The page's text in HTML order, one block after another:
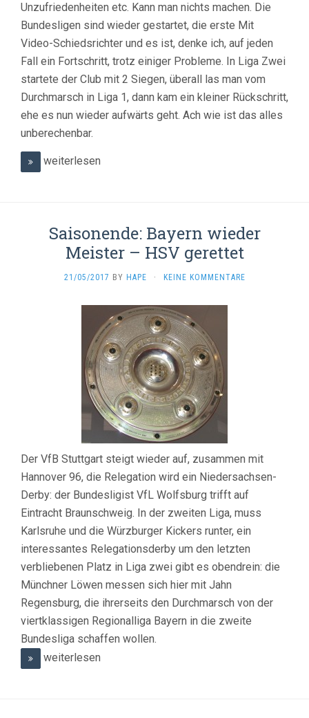
Unzufriedenheiten etc. Kann man nichts machen. Die
Bundesligen sind wieder gestartet, die erste Mit
Video-Schiedsrichter und es ist, denke ich, auf jeden
Fall ein Fortschritt, trotz einiger Probleme. In Liga Zwei
startete der Club mit 2 Siegen, überall las man vom
Durchmarsch in Liga 1, dann kam ein kleiner Rückschritt,
ehe es nun wieder aufwärts geht. Ach wie ist das alles
unberechenbar.
weiterlesen
Saisonende: Bayern wieder
Meister – HSV gerettet
21/05/2017 BY HAPE · KEINE KOMMENTARE
Der VfB Stuttgart steigt wieder auf, zusammen mit
Hannover 96, die Relegation wird ein Niedersachsen-
Derby: der Bundesligist VfL Wolfsburg trifft auf
Eintracht Braunschweig. In der zweiten Liga, muss
Karlsruhe und die Würzburger Kickers runter, ein
interessantes Relegationsderby um den letzten
verbliebenen Platz in Liga zwei gibt es obendrein: die
Münchner Löwen messen sich hier mit Jahn
Regensburg, die ihrerseits den Durchmarsch von der
viertklassigen Regionalliga Bayern in die zweite
Bundesliga schaffen wollen.
weiterlesen